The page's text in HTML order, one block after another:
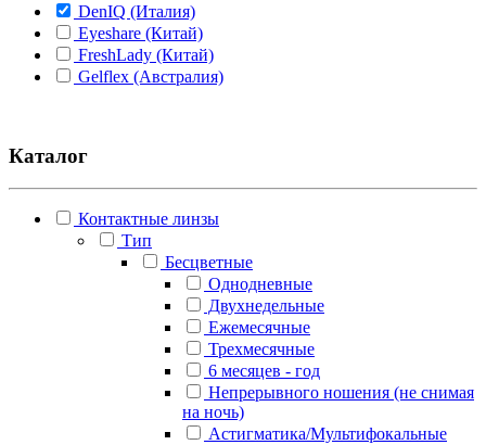
DenIQ (Италия)
Eyeshare (Китай)
FreshLady (Китай)
Gelflex (Австралия)
Lion (Япония)
Maxcon (Южная Корея)
Miru/Menicon (Япония)
O2kSee (Россия)
Optimed (Россия)
Rohto (Япония)
Santen (Япония)
Senju (Япония)
Urban LAYER (Южная Корея)
Каталог
Контактные линзы
Тип
Бесцветные
Однодневные
Двухнедельные
Ежемесячные
Трехмесячные
6 месяцев - год
Непрерывного ношения (не снимая
на ночь)
Астигматика/Мультифокальные